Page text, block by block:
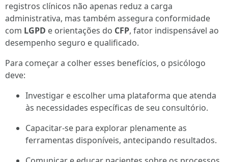
registros clínicos não apenas reduz a carga
administrativa, mas também assegura conformidade
com LGPD e orientações do CFP, fator indispensável ao
desempenho seguro e qualificado.
Para começar a colher esses benefícios, o psicólogo
deve:
Investigar e escolher uma plataforma que atenda
às necessidades específicas de seu consultório.
Capacitar-se para explorar plenamente as
ferramentas disponíveis, antecipando resultados.